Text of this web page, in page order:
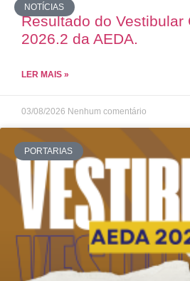
NOTÍCIAS
Resultado do Vestibular
2026.2 da AEDA.
LER MAIS »
03/08/2026 Nenhum comentário
PORTARIAS